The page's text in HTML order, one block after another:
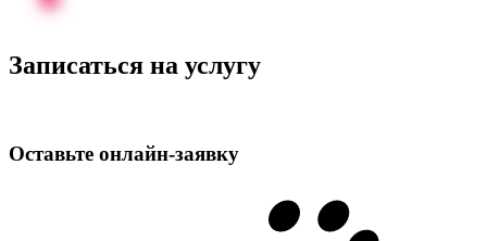
Записаться на услугу
Оставьте онлайн‑заявку